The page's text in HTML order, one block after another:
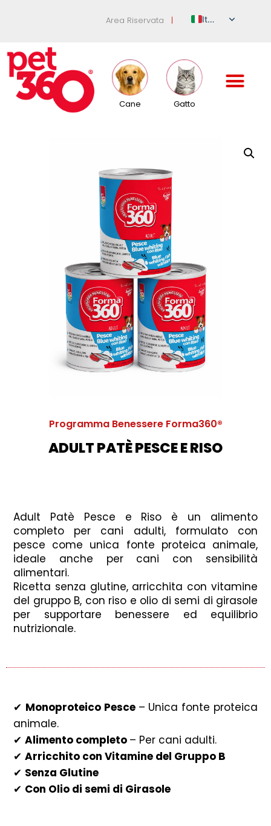
Area Riservata |
Italian
French
Cane Gatto
Programma Benessere Forma360®
ADULT PATÈ PESCE E RISO
Adult Patè Pesce e Riso è un alimento
completo per cani adulti, formulato con
pesce come unica fonte proteica animale,
ideale anche per cani con sensibilità
alimentari.
Ricetta senza glutine, arricchita con vitamine
del gruppo B, con riso e olio di semi di girasole
per supportare benessere ed equilibrio
nutrizionale.
✔ Monoproteico Pesce – Unica fonte proteica
animale.
✔ Alimento completo – Per cani adulti.
✔ Arricchito con Vitamine del Gruppo B
✔ Senza Glutine
✔ Con Olio di semi di Girasole